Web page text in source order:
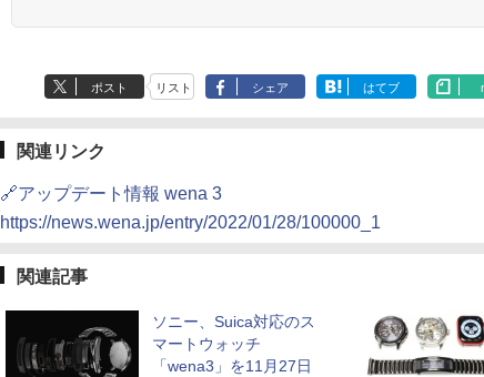
ポスト リスト シェア はてブ
関連リンク
🔗アップデート情報 wena 3
https://news.wena.jp/entry/2022/01/28/100000_1
関連記事
ソニー、Suica対応のス
マートウォッチ
「wena3」を11月27日